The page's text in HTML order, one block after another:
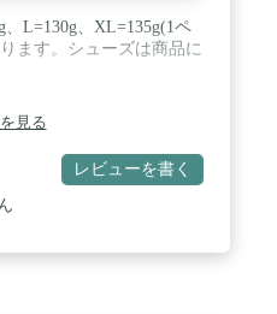
L=130g、XL=135g(1ペ
ます。シューズは商品に
見る
レビューを書く